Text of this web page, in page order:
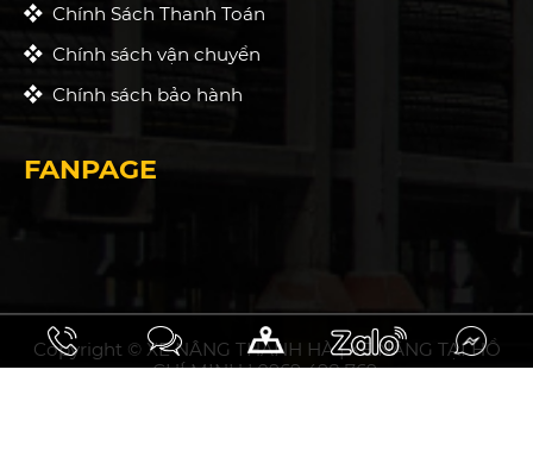
Chính Sách Thanh Toán
Chính sách vận chuyển
Chính sách bảo hành
FANPAGE
Copyright © XE NÂNG THANH HÀ | XE NÂNG TẠI HỒ
CHÍ MINH | 0969 498 769.